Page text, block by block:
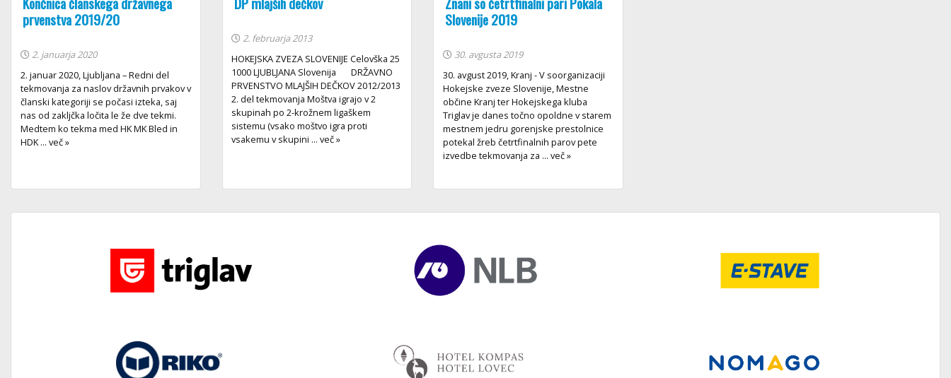
prvenstva 2019/20
2. januarja 2020
2. januar 2020, Ljubljana – Redni del
tekmovanja za naslov državnih prvakov v
članski kategoriji se počasi izteka, saj
nas od zakljčka ločita le že dve tekmi.
Medtem ko tekma med HK MK Bled in
HDK ... več »
2. februarja 2013
HOKEJSKA ZVEZA SLOVENIJE Celovška 25
1000 LJUBLJANA Slovenija DRŽAVNO
PRVENSTVO MLAJŠIH DEČKOV 2012/2013
2. del tekmovanja Moštva igrajo v 2
skupinah po 2-krožnem ligaškem
sistemu (vsako moštvo igra proti
vsakemu v skupini ... več »
Slovenije 2019
30. avgusta 2019
30. avgust 2019, Kranj - V soorganizaciji
Hokejske zveze Slovenije, Mestne
občine Kranj ter Hokejskega kluba
Triglav je danes točno opoldne v starem
mestnem jedru gorenjske prestolnice
potekal žreb četrtfinalnih parov pete
izvedbe tekmovanja za ... več »